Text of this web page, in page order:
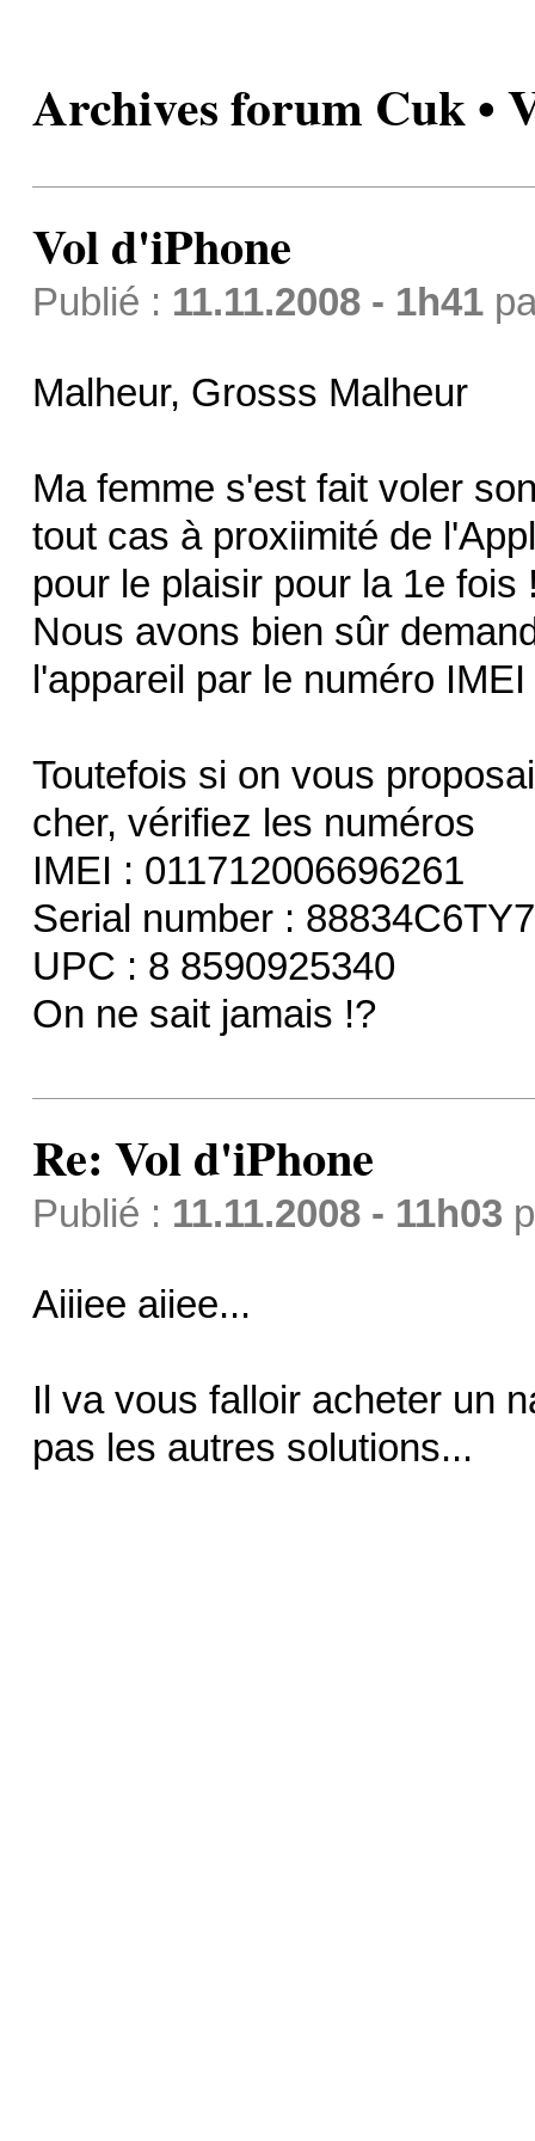
Archives forum Cuk •
Vol d'iPhone
Publié : 11.11.2008 - 1h41
Malheur, Grosss Malheur
Ma femme s'est fait voler
tout cas à proxiimité de
pour le plaisir pour la 1e fois
Nous avons bien sûr
l'appareil par le numéro IMEI
Toutefois si on vous
cher, vérifiez les numéros
IMEI : 011712006696261
Serial number :
UPC : 8 8590925340
On ne sait jamais !?
Re: Vol d'iPhone
Publié : 11.11.2008 - 11h03
Aiiiee aiiee...
Il va vous falloir acheter un
pas les autres solutions...